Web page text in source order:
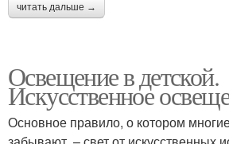
читать дальше →
Освещение в детской.
Искусственное
Основное правило, о котором